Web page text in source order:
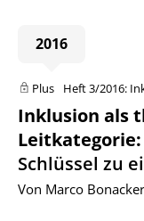
2016
Plus Heft 3/2016:
Inklusion als
Leitkategorie:
Schlüssel zu
Von Marco Bonacker